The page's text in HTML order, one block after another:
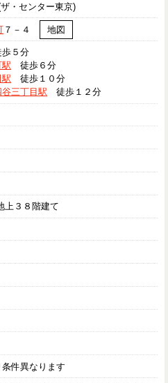
・センター東京)
７－４ 地図
５分
徒歩６分
徒歩１０分
谷三丁目駅 徒歩１２分
上３８階建て
条件異なります